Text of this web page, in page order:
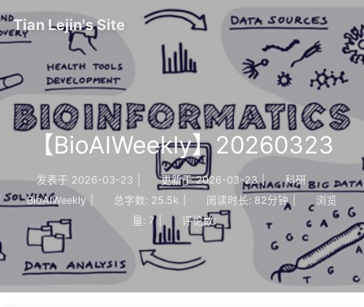
Tian Lejin's Site
【BioAIWeekly】20260323
发表于 2026-03-23 更新于 2026-03-23 |
科研
BioAIWeekly
总字数: 25.5k 阅读时长: 82分钟
浏览
量: 7 评论数: